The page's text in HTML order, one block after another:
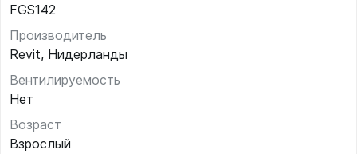
FGS142
Производитель
Revit, Нидерланды
Вентилируемость
Нет
Возраст
Взрослый